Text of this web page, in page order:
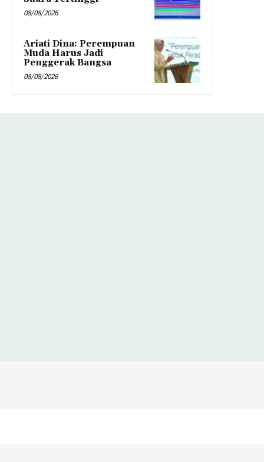
08/08/2026
Ariati Dina: Perempuan
Muda Harus Jadi
Penggerak Bangsa
08/08/2026